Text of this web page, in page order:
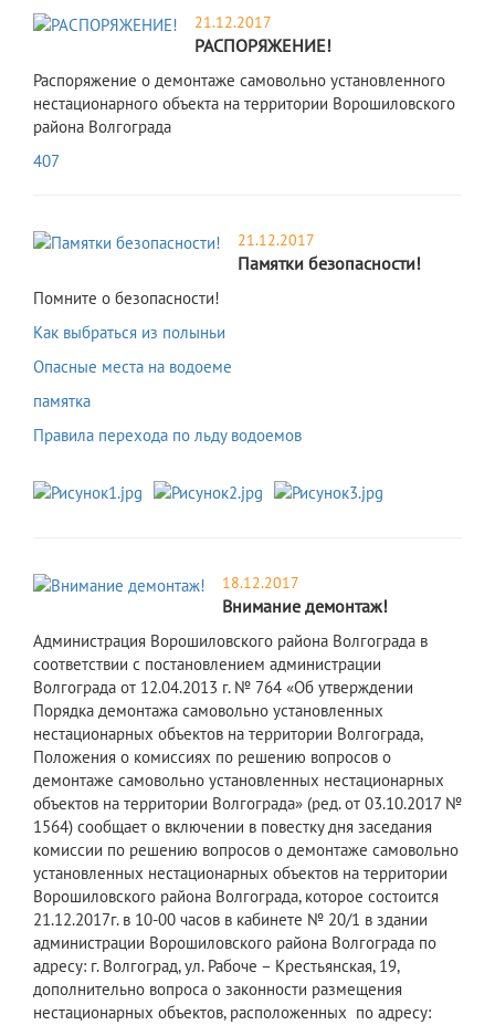
21.12.2017
РАСПОРЯЖЕНИЕ!
Распоряжение о демонтаже самовольно установленного
нестационарного объекта на территории Ворошиловского
района Волгограда
407
21.12.2017
Памятки безопасности!
Помните о безопасности!
Как выбраться из полыньи
Опасные места на водоеме
памятка
Правила перехода по льду водоемов
18.12.2017
Внимание демонтаж!
Администрация Ворошиловского района Волгограда в
соответствии с постановлением администрации
Волгограда от 12.04.2013 г. № 764 «Об утверждении
Порядка демонтажа самовольно установленных
нестационарных объектов на территории Волгограда,
Положения о комиссиях по решению вопросов о
демонтаже самовольно установленных нестационарных
объектов на территории Волгограда» (ред. от 03.10.2017 №
1564) сообщает о включении в повестку дня заседания
комиссии по решению вопросов о демонтаже самовольно
установленных нестационарных объектов на территории
Ворошиловского района Волгограда, которое состоится
21.12.2017г. в 10-00 часов в кабинете № 20/1 в здании
администрации Ворошиловского района Волгограда по
адресу: г. Волгоград, ул. Рабоче – Крестьянская, 19,
дополнительно вопроса о законности размещения
нестационарных объектов, расположенных по адресу: